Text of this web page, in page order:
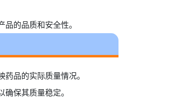
的品质和安全性。
品的实际质量情况。
保其质量稳定。